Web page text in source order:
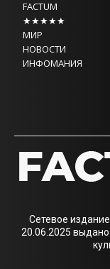
FACTUM
★★★★★
МИР
НОВОСТИ
ИНФОМАНИЯ
Сетевое
20.06.2025